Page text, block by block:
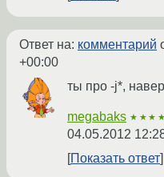
Ответ на: комментарий
+00:00
ты про -j*,
megabaks ★★★★
04.05.2012
Показать ответ